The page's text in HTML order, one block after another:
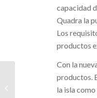
capacidad
Quadra la
Los
productos
Con la
productos.
la isla
Máquina de producción
de bloques a medida
para la fabricación de